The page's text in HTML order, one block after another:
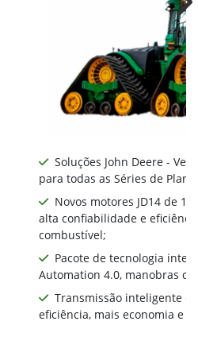
Soluções John Deere -
para todas as Séries de
Novos motores JD14 de
alta confiabilidade e
combustível;
Pacote de tecnologia
Automation 4.0, manobras
Transmissão inteligente
eficiência, mais economia e